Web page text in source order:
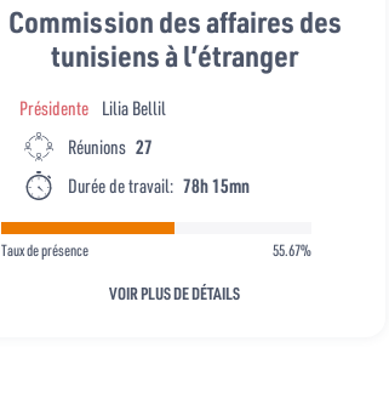
Commission des affaires des
tunisiens à l’étranger
Présidente Lilia Bellil
Réunions 27
Durée de travail: 78h 15mn
Taux de présence 55.67%
VOIR PLUS DE DÉTAILS